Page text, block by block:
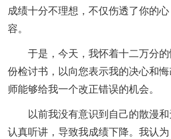
成绩十分不理想，不仅伤透了你的
容。
于是，今天，我怀着十二万分的
份检讨书，以向您表示我的决心和
师能够给我一个改正错误的机会。
以前我没有意识到自己的散漫和
认真听讲，导致我成绩下降。我认